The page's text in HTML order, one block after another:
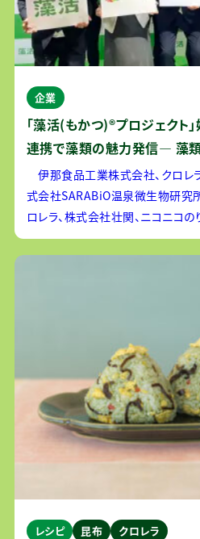
企業
「藻活(もかつ)®プロジェクト
連携で藻類の魅力発信― 藻類
毎日。おいしさと健康で日常
伊那食品工業株式会社、クロレ
式会社SARABiO温泉微生物研究
ロレラ、株式会社壮関、ニコニコ
社ピエトロ、フジッコ株式会社、
株式会社ユーグレナ、株式会社ラ
レシピ 昆布 クロレラ